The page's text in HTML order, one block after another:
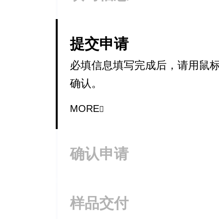
提交申请
必填信息填写完成后，请用鼠
确认。
MORE
确认申请
样品交付